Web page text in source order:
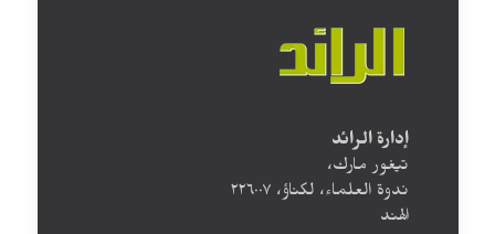
إدارة الرائد
تيغور مارك،
ندوة العلماء، لكناؤ، ۲۲٦۰۰۷
الهند